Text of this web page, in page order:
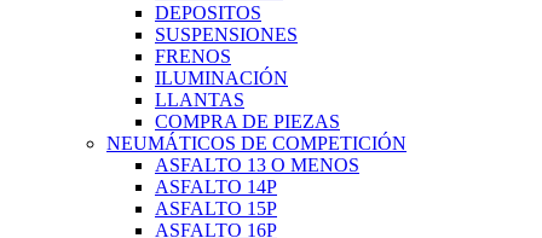
DEPOSITOS
SUSPENSIONES
FRENOS
ILUMINACIÓN
LLANTAS
COMPRA DE PIEZAS
NEUMÁTICOS DE COMPETICIÓN
ASFALTO 13 O MENOS
ASFALTO 14P
ASFALTO 15P
ASFALTO 16P